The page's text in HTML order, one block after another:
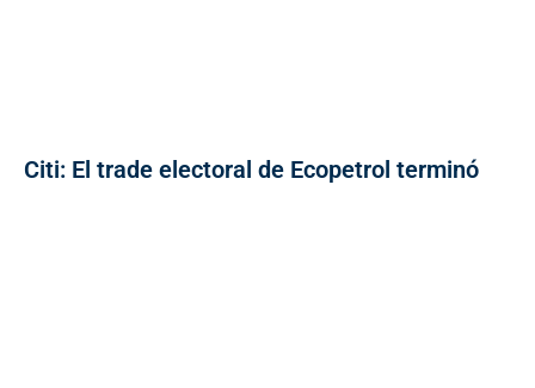
Citi: El trade electoral de Ecopetrol terminó